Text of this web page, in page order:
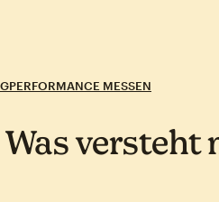
MESSEN
versteht